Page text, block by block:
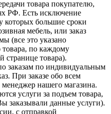
товара покупателю,
РФ. Есть исключение
которых большие сроки
мебель, или заказ
(все это указано
по каждому
странице товара).
заказам по индивидуальным
При заказе обо всем
нашего магазина.
услуги за подъем товара,
заказывали данные услуги).
с отправкой